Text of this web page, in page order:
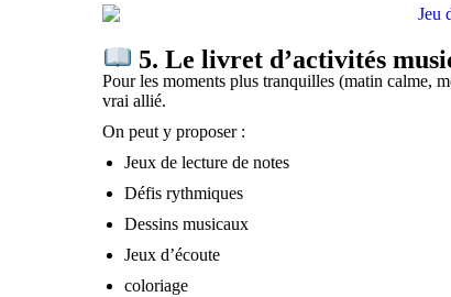
5. Le livret d’activités
Pour les moments plus tranquilles (matin calme,
vrai allié.
On peut y proposer :
Jeux de lecture de notes
Défis rythmiques
Dessins musicaux
Jeux d’écoute
coloriage